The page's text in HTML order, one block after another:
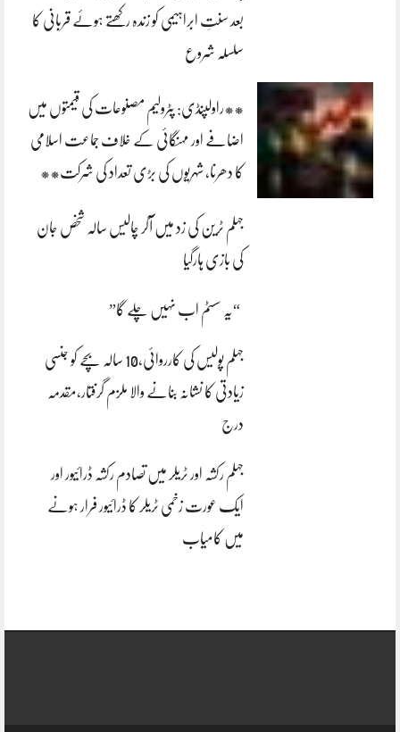
بعد سنتِ ابراہیمی کو زندہ رکھتے ہوئے قربانی کا
سلسلہ شروع
**راولپنڈی: پٹرولیم مصنوعات کی قیمتوں میں
اضافے اور مہنگائی کے خلاف جماعت اسلامی
کا دھرنا، شہریوں کی بڑی تعداد کی شرکت**
جہلم ٹرین کی زد میں آکر چالیس سالہ شخص جان
کی بازی ہارگیا
“یہ سسٹم اب نہیں چلے گا”
جہلم پولیس کی کارروائی،10 سالہ بچے کو جنسی
زیادتی کا نشانہ بنانے والا ملزم گرفتار،مقدمہ
درج
جہلم رکشہ اور ٹریلر میں تصادم رکشہ ڈرائیور اور
ایک عورت زخمی ٹریلر کا ڈرائیور فرار ہونے
میں کامیاب